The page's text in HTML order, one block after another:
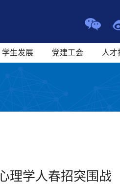
学生发展 党建工会 人才
理学人春招突围战